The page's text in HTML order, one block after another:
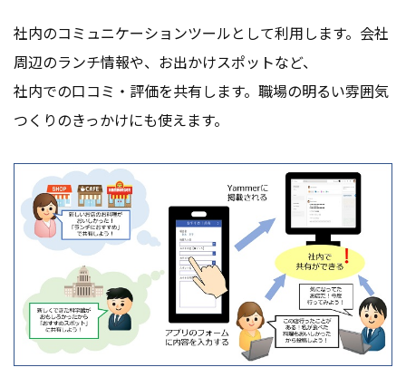
社内のコミュニケーションツールとして利用します。会社
周辺のランチ情報や、お出かけスポットなど、
社内での口コミ・評価を共有します。職場の明るい雰囲気
つくりのきっかけにも使えます。